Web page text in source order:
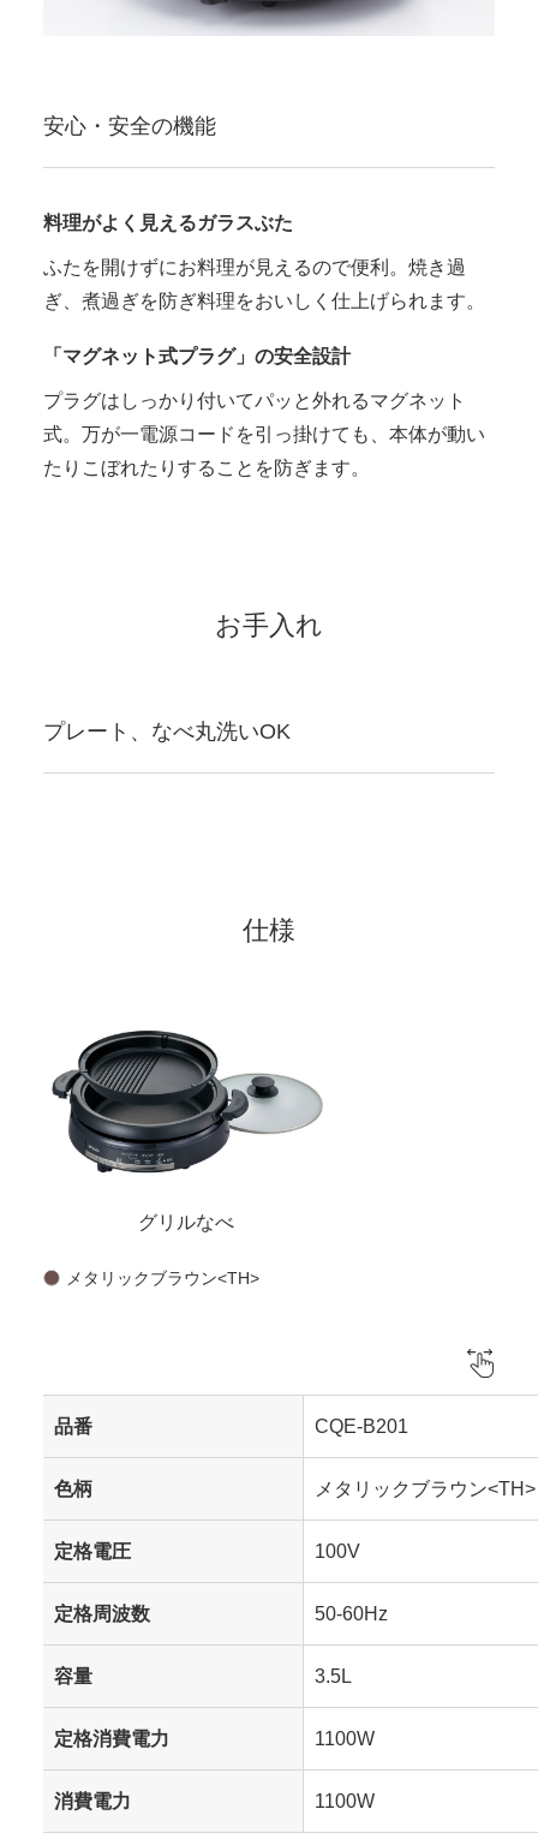
安心・安全の機能
料理がよく見えるガラスぶた
ふたを開けずにお料理が見えるので便利。焼き過
ぎ、煮過ぎを防ぎ料理をおいしく仕上げられます。
「マグネット式プラグ」の安全設計
プラグはしっかり付いてパッと外れるマグネット
式。万が一電源コードを引っ掛けても、本体が動い
たりこぼれたりすることを防ぎます。
お手入れ
プレート、なべ丸洗いOK
仕様
グリルなべ
メタリックブラウン<TH>
品番 CQE-B201
色柄 メタリックブラウン<TH>
定格電圧 100V
定格周波数 50-60Hz
容量 3.5L
定格消費電力 1100W
消費電力 1100W